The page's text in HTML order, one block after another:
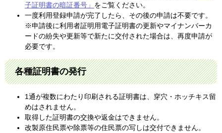
子証明書の暗証番号」 をご覧ください。
一度利用登録申請が完了したら、その後の申請は不要です。
※申請後に利用者証明用電子証明書の更新やマイナンバーカ
ードの紛失や更新等で新たに交付された場合は、再度申請が
必要です。
各種証明書の発行
1通が複数にわたり印刷される証明書は、穿穴・ホッチキス留
めはされません。
取得した証明書の交換や返金はできません。
改製原住民票や除票等の住民票の写しは交付できません。